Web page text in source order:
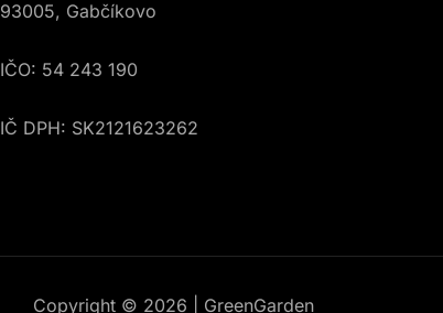
93005, Gabčíkovo
IČO: 54 243 190
IČ DPH: SK2121623262
Copyright © 2026 | GreenGarden